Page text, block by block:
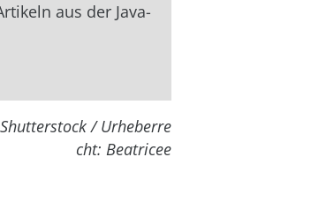
aus der Java-
/ Urheberre
cht: Beatricee